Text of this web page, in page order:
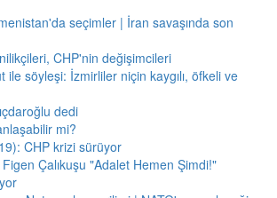
seçimler | İran savaşında son
CHP'nin değişimcileri
ile söyleşi: İzmirliler niçin kaygılı, öfkeli ve
dedi
mi?
CHP krizi sürüyor
Çalıkuşu "Adalet Hemen Şimdi!"